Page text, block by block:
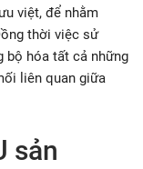
việt, để nhằm
thời việc sử
bộ hóa tất cả những
liên quan giữa
sản